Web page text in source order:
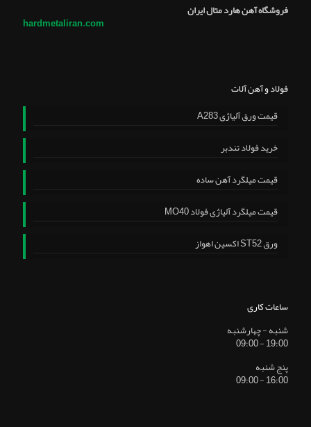
فروشگاه آهن هارد متال ایران
hardmetaliran.com
فولاد و آهن آلات
قیمت ورق آلیاژی A283
خرید فولاد تندبر
قیمت میلگرد آهن ساده
قیمت میلگرد آلیاژی فولاد MO40
ورق ST52 اکسین اهواز
ساعات کاری
شنبه - چهارشنبه
19:00 - 09:00
پنج شنبه
16:00 - 09:00